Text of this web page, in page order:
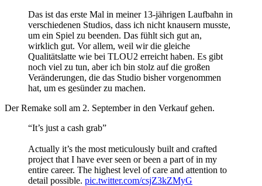
Das ist das erste Mal in meiner 13-jährigen Laufbahn in
verschiedenen Studios, dass ich nicht knausern musste,
um ein Spiel zu beenden. Das fühlt sich gut an,
wirklich gut. Vor allem, weil wir die gleiche
Qualitätslatte wie bei TLOU2 erreicht haben. Es gibt
noch viel zu tun, aber ich bin stolz auf die großen
Veränderungen, die das Studio bisher vorgenommen
hat, um es gesünder zu machen.
Der Remake soll am 2. September in den Verkauf gehen.
“It’s just a cash grab”
Actually it’s the most meticulously built and crafted
project that I have ever seen or been a part of in my
entire career. The highest level of care and attention to
detail possible. pic.twitter.com/csjZ3kZMyG